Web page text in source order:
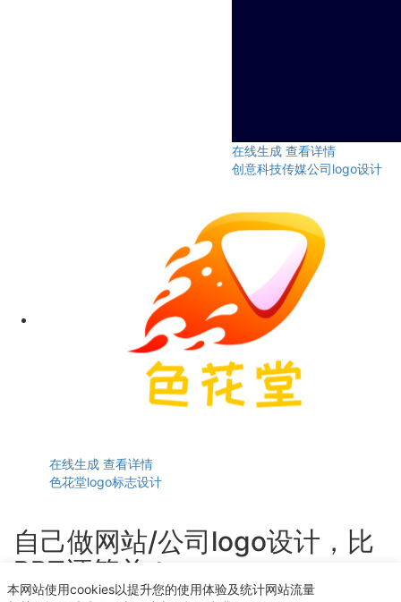
在线生成 查看详情
创意科技传媒公司logo设计
在线生成 查看详情
色花堂logo标志设计
自己做网站/公司logo设计，比
PPT还简单！
本网站使用cookies以提升您的使用体验及统计网站流量